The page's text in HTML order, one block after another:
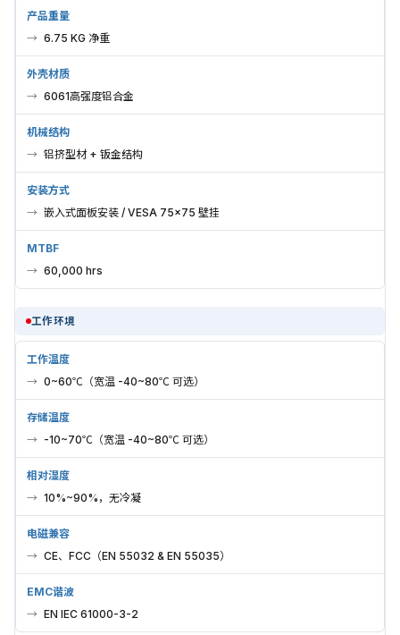
产品重量
6.75 KG 净重
外壳材质
6061高强度铝合金
机械结构
铝挤型材 + 钣金结构
安装方式
嵌入式面板安装 / VESA 75×75 壁挂
MTBF
60,000 hrs
工作环境
工作温度
0~60℃（宽温 -40~80℃ 可选）
存储温度
-10~70℃（宽温 -40~80℃ 可选）
相对湿度
10%~90%，无冷凝
电磁兼容
CE、FCC（EN 55032 & EN 55035）
EMC谐波
EN IEC 61000-3-2